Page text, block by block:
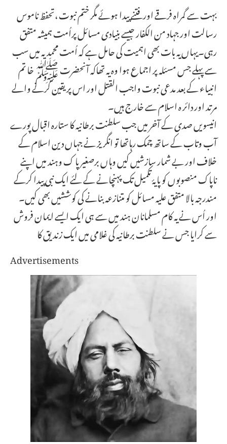
بہت سے گمراہ فرقے اور فتنے پیدا ہوئے مگر ختم نبوت ،تحفظ ناموس
رسالت اور جہاد من الکفار جیسے بنیادی مسائل پراُمت ہمیشہ متفق
رہی۔یہاں یہ بات بھی اہمیت کی حامل ہے کہ اُمت محمدیہ میں سب
سے پہلے جس مسئلہ پر اجماع ہوا وہ یہ تھاکہ آنحضرت ﷺ خا تم
انبیاء کے بعد مدعی نبوت واجب القتل اور اس پر یقین کرنے والے
مرتد اور دائر ہ اسلام سے خارج ہیں۔
انیسویں صدی کے آخر میں جب سلطنت برطانیہ کا ستارہ اقبال پورے
آب وتاب کے ساتھ چمک رہاتھا تو انگریز نے جہاں دین اسلام کے
خلاف اور بے شمار سازشیں کیں وہاں برصغیر پا ک وہند میں اپنے
ناپاک منصوبوں کو پایۂ تکمیل تک پہنچانے کے لئے ایک نبی پیدا کرکے
مندرجہ بالا متفق علیہ مسائل کو متنازعہ بنانے کی کوششیں بھی کیں۔
اور اُس نے یہ کام مسلمانان ہند میں سے ہی ایک ایسے ایمان فروش
سے کرایا جس نے سلطنت برطانیہ کی غلامی میں ایک زندیق کا
Advertisements